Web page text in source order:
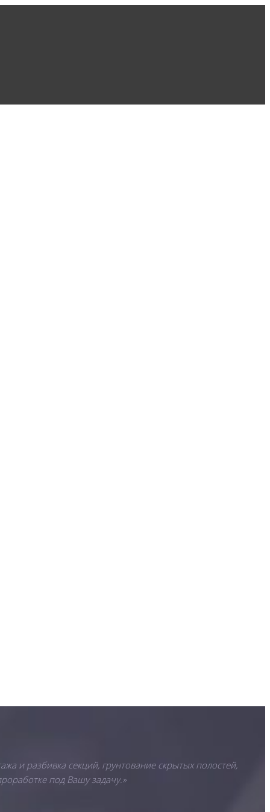
и разбивка секций, грунтование скрытых полостей,
под Вашу задачу.»